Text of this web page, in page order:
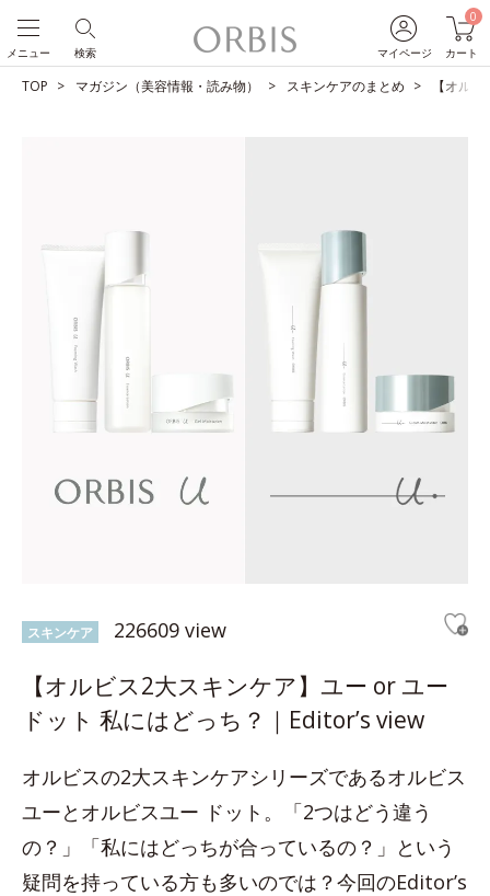
マイページ
0
カート
検索
メニュー
TOP マガジン（美容情報・読み物） スキンケアのまとめ 【オル
スキンケア 226609 view
【オルビス2大スキンケア】ユー or ユー
ドット 私にはどっち？｜Editor’s view
オルビスの2大スキンケアシリーズであるオルビス
ユーとオルビスユー ドット。「2つはどう違う
の？」「私にはどっちが合っているの？」という
疑問を持っている方も多いのでは？今回のEditor’s